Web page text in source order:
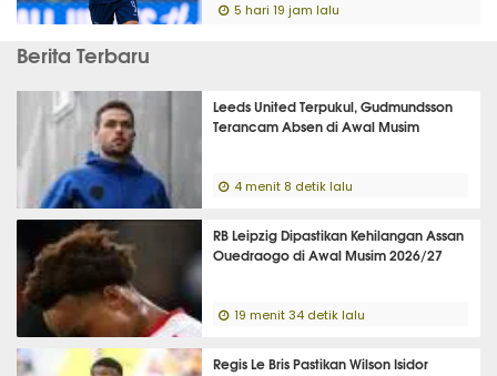
5 hari 19 jam lalu
Berita Terbaru
Leeds United Terpukul, Gudmundsson
Terancam Absen di Awal Musim
4 menit 8 detik lalu
RB Leipzig Dipastikan Kehilangan Assan
Ouedraogo di Awal Musim 2026/27
19 menit 34 detik lalu
Regis Le Bris Pastikan Wilson Isidor